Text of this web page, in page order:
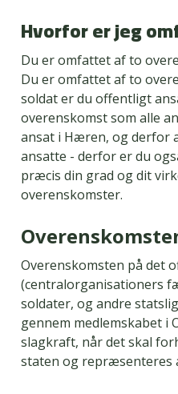
Hvorfor er jeg
Du er omfattet af to
Du er omfattet af to
soldat er du offentligt
overenskomst som alle
ansat i Hæren, og derfor
ansatte - derfor er du
præcis din grad og dit
overenskomster.
Overenskomsten på det
(centralorganisationers
soldater, og andre
gennem medlemskabet i
slagkraft, når det skal
staten og repræsenteres